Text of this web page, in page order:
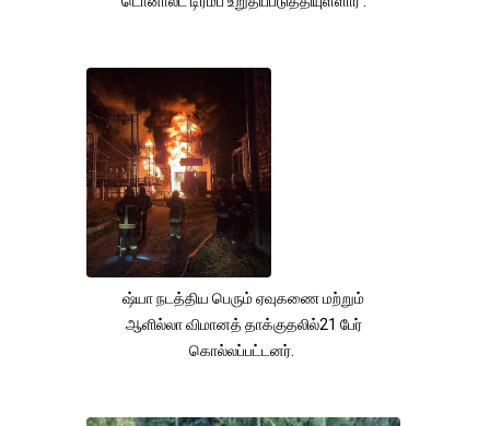
ஷ்யா நடத்திய பெரும் ஏவுகணை மற்றும்
ஆளில்லா விமானத் தாக்குதலில்21 பேர்
கொல்லப்பட்டனர்.